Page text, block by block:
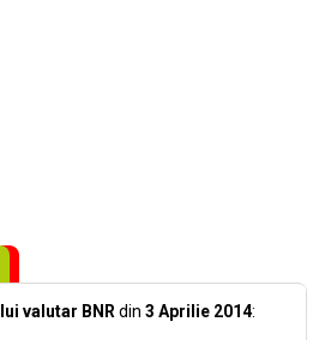
valutar BNR din 3 Aprilie 2014: